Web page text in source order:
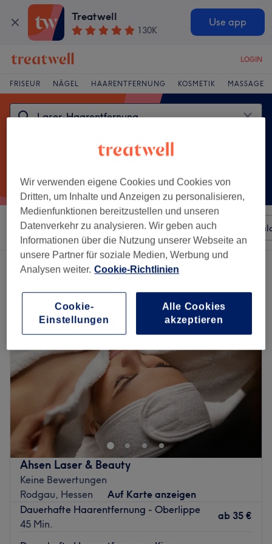
Treatwell
130K
Use app
LOGIN
FRISEUR NÄGEL HAARENTFERNUNG KOSMETIK MASSAGE
Sortieren nach Beliebiger Preis Besonderheiten
Ein Salon, der anbietet:
laser-haarentfernung in der Nähe von Rodermark, Hessen
Ahsen Laser & Beauty
Keine Bewertungen
Rodgau, Hessen
Auf Karte anzeigen
Dauerhafte Haarentfernung - Oberlippe
45 Min.
ab 35 €
Wir verwenden eigene Cookies und Cookies von
Dritten, um Inhalte und Anzeigen zu personalisieren,
Medienfunktionen bereitzustellen und unseren
Datenverkehr zu analysieren. Wir geben auch
Informationen über die Nutzung unserer Webseite an
unsere Partner für soziale Medien, Werbung und
Analysen weiter. Cookie-Richtlinien
Cookie-
Einstellungen
Alle Cookies
akzeptieren